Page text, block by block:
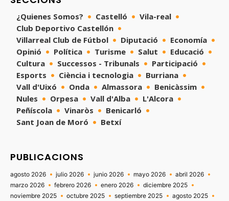
¿Quienes Somos? Castelló
Vila-real
Club Deportivo Castellón
Villarreal Club de Fútbol
Diputació
Economía
Opinió
Política Turisme Salut
Educació
Cultura
Successos - Tribunals
Participació
Esports
Ciència i tecnologia
Burriana
Vall d'Uixó
Onda Almassora
Benicàssim
Nules
Orpesa Vall d'Alba
L'Alcora
Peñíscola
Vinaròs
Benicarló
Sant Joan de Moró
Betxí
PUBLICACIONS
agosto 2026 julio 2026 junio 2026 mayo 2026
abril 2026
marzo 2026
febrero 2026 enero 2026
diciembre 2025
noviembre 2025
octubre 2025 septiembre 2025
agosto 2025